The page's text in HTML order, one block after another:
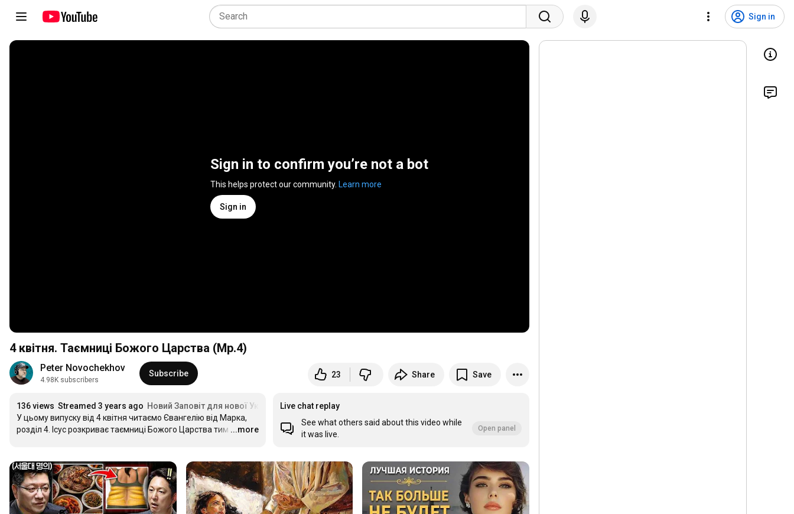
Sign in
Sign in to confirm you’re not a bot
This helps protect our community. Learn more
Sign in
4 квітня. Таємниці Божого Царства (Мр.4)
Peter Novochekhov
4.98K subscribers
Subscribe 23 Share Save
136 views Streamed 3 years ago Новий Заповіт для нової України
У цьому випуску від 4 квітня читаємо Євангелію від Марка,
розділ 4. Ісус розкриває таємниці Божого Царства тим …
...more
Live chat replay
See what others said about this video while
it was live.
Open panel